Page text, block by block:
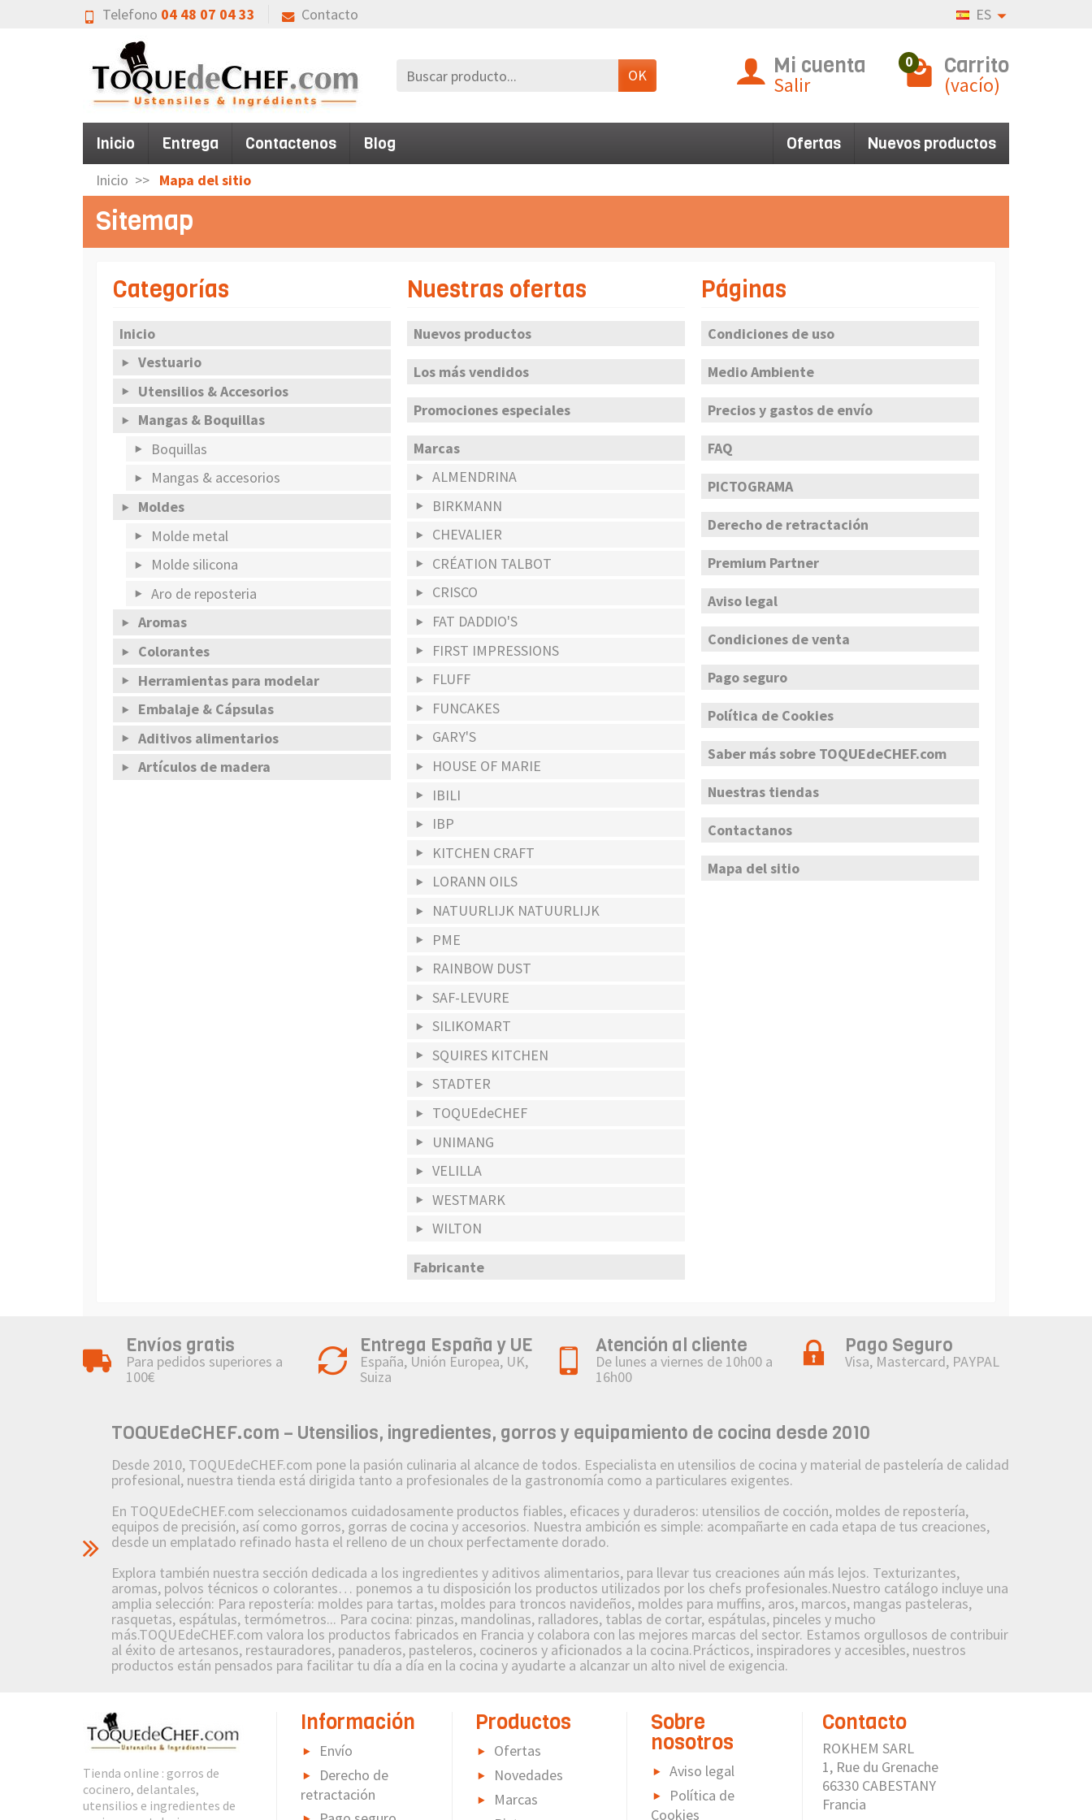
Telefono 04 48 07 04 33 Contacto ES
OK Mi cuenta
Salir
0 Carrito
(vacío)
Inicio Entrega Contactenos Blog Ofertas Nuevos productos
Inicio Mapa del sitio
Sitemap
Categorías
Inicio
Vestuario
Utensilios & Accesorios
Mangas & Boquillas
Boquillas
Mangas & accesorios
Moldes
Molde metal
Molde silicona
Aro de reposteria
Aromas
Colorantes
Herramientas para modelar
Embalaje & Cápsulas
Aditivos alimentarios
Artículos de madera
Nuestras ofertas
Nuevos productos
Los más vendidos
Promociones especiales
Marcas
ALMENDRINA
BIRKMANN
CHEVALIER
CRÉATION TALBOT
CRISCO
FAT DADDIO'S
FIRST IMPRESSIONS
FLUFF
FUNCAKES
GARY'S
HOUSE OF MARIE
IBILI
IBP
KITCHEN CRAFT
LORANN OILS
NATUURLIJK NATUURLIJK
PME
RAINBOW DUST
SAF-LEVURE
SILIKOMART
SQUIRES KITCHEN
STADTER
TOQUEdeCHEF
UNIMANG
VELILLA
WESTMARK
WILTON
Fabricante
Páginas
Condiciones de uso
Medio Ambiente
Precios y gastos de envío
FAQ
PICTOGRAMA
Derecho de retractación
Premium Partner
Aviso legal
Condiciones de venta
Pago seguro
Política de Cookies
Saber más sobre TOQUEdeCHEF.com
Nuestras tiendas
Contactanos
Mapa del sitio
Envíos gratis
Para pedidos superiores a
100€
Entrega España y UE
España, Unión Europea, UK,
Suiza
Atención al cliente
De lunes a viernes de 10h00 a
16h00
Pago Seguro
Visa, Mastercard, PAYPAL
TOQUEdeCHEF.com – Utensilios, ingredientes, gorros y equipamiento de cocina desde 2010
Desde 2010, TOQUEdeCHEF.com pone la pasión culinaria al alcance de todos. Especialista en utensilios de cocina y material de pastelería de calidad
profesional, nuestra tienda está dirigida tanto a profesionales de la gastronomía como a particulares exigentes.
En TOQUEdeCHEF.com seleccionamos cuidadosamente productos fiables, eficaces y duraderos: utensilios de cocción, moldes de repostería,
equipos de precisión, así como gorros, gorras de cocina y accesorios. Nuestra ambición es simple: acompañarte en cada etapa de tus creaciones,
desde un emplatado refinado hasta el relleno de un choux perfectamente dorado.
Explora también nuestra sección dedicada a los ingredientes y aditivos alimentarios, para llevar tus creaciones aún más lejos. Texturizantes,
aromas, polvos técnicos o colorantes… ponemos a tu disposición los productos utilizados por los chefs profesionales.Nuestro catálogo incluye una
amplia selección: Para repostería: moldes para tartas, moldes para troncos navideños, moldes para muffins, aros, marcos, mangas pasteleras,
rasquetas, espátulas, termómetros... Para cocina: pinzas, mandolinas, ralladores, tablas de cortar, espátulas, pinceles y mucho
más.TOQUEdeCHEF.com valora los productos fabricados en Francia y colabora con las mejores marcas del sector. Estamos orgullosos de contribuir
al éxito de artesanos, restauradores, panaderos, pasteleros, cocineros y aficionados a la cocina.Prácticos, inspiradores y accesibles, nuestros
productos están pensados para facilitar tu día a día en la cocina y ayudarte a alcanzar un alto nivel de exigencia.
Tienda online : gorros de
cocinero, delantales,
utensilios e ingredientes de
Información
Envío
Derecho de
retractación
Productos
Ofertas
Novedades
Marcas
Sobre
nosotros
Aviso legal
Política de
Cookies
Contacto
ROKHEM SARL
1, Rue du Grenache
66330 CABESTANY
Francia